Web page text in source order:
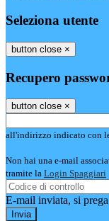
Seleziona utente
button close ×
Recupero
button close ×
all'indirizzo indicato con
Non hai una e-mail
tramite la Login Spaggiari
E-mail inviata, si